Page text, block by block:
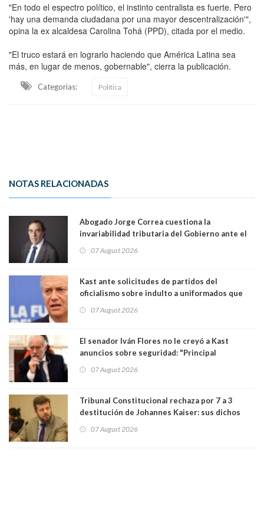
"En todo el espectro político, el instinto centralista es fuerte. Pero
'hay una demanda ciudadana por una mayor descentralización'",
opina la ex alcaldesa Carolina Tohá (PPD), citada por el medio.
"El truco estará en lograrlo haciendo que América Latina sea
más, en lugar de menos, gobernable", cierra la publicación.
Categorias: Política
NOTAS RELACIONADAS
Abogado Jorge Correa cuestiona la
invariabilidad tributaria del Gobierno ante el
democracia” y "defendemos la alternancia en el
07 August 2026
Kast ante solicitudes de partidos del
oficialismo sobre indulto a uniformados que
07 August 2026
El senador Iván Flores no le creyó a Kast
anuncios sobre seguridad: "Principal
perseguir ruta del dinero y levantar secreto
07 August 2026
Tribunal Constitucional rechaza por 7 a 3
destitución de Johannes Kaiser: sus dichos
justicia constitucional porque no es diputado
07 August 2026